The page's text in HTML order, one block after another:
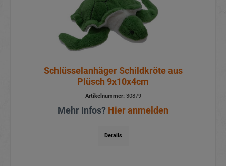
Schlüsselanhäger Schildkröte aus
Plüsch 9x10x4cm
Artikelnummer:30879
Mehr Infos? Hier anmelden
Details